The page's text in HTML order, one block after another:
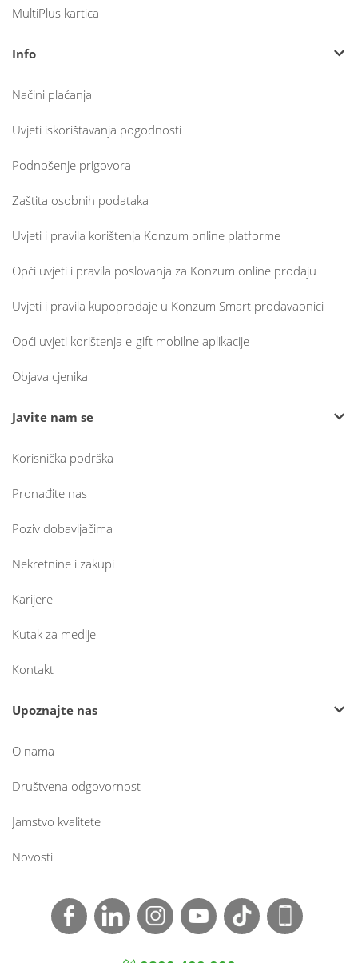
MultiPlus kartica
Info
Načini plaćanja
Uvjeti iskorištavanja pogodnosti
Podnošenje prigovora
Zaštita osobnih podataka
Uvjeti i pravila korištenja Konzum online platforme
Opći uvjeti i pravila poslovanja za Konzum online prodaju
Uvjeti i pravila kupoprodaje u Konzum Smart prodavaonici
Opći uvjeti korištenja e-gift mobilne aplikacije
Objava cjenika
Javite nam se
Korisnička podrška
Pronađite nas
Poziv dobavljačima
Nekretnine i zakupi
Karijere
Kutak za medije
Kontakt
Upoznajte nas
O nama
Društvena odgovornost
Jamstvo kvalitete
Novosti